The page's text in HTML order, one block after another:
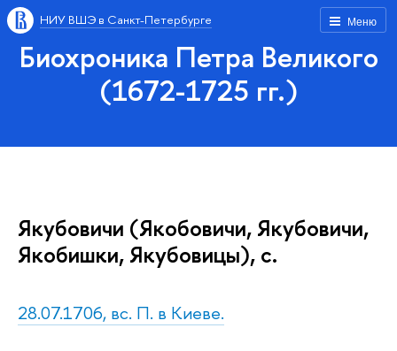
Меню
НИУ ВШЭ в Санкт-Петербурге
Биохроника Петра Великого
(1672-1725 гг.)
Якубовичи (Якобовичи, Якубовичи,
Якобишки, Якубовицы), с.
28.07.1706, вс. П. в Киеве.